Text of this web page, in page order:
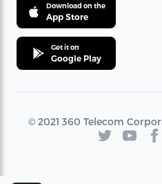
Download on the
App Store
Get it on
Google Play
© 2021 360 Telecom